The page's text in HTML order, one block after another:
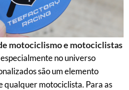
motociclismo e motociclistas
no universo
são um elemento
qualquer motociclista. Para as